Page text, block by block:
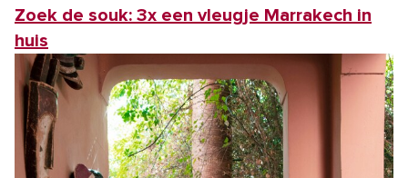
Zoek de souk: 3x een vleugje Marrakech in
huis